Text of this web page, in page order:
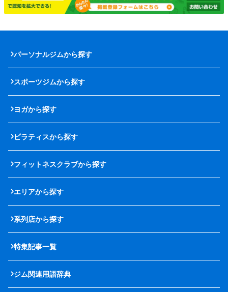
パーソナルジムから探す
スポーツジムから探す
ヨガから探す
ピラティスから探す
フィットネスクラブから探す
エリアから探す
系列店から探す
特集記事一覧
ジム関連用語辞典